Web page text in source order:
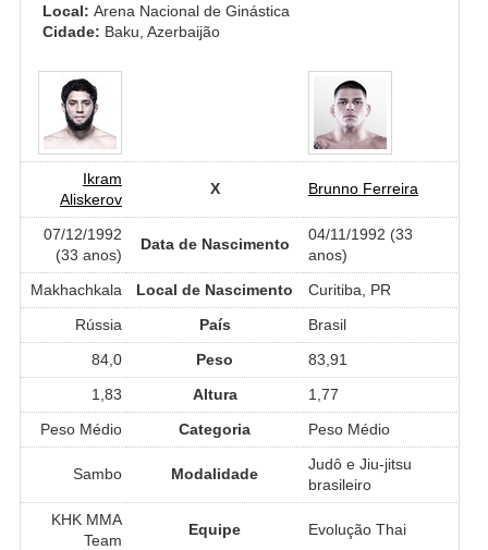
Local: Arena Nacional de Ginástica
Cidade: Baku, Azerbaijão
Ikram
Aliskerov
X Brunno Ferreira
07/12/1992
(33 anos)
Data de Nascimento
04/11/1992 (33
anos)
Makhachkala
Local de Nascimento
Curitiba, PR
Rússia
País
Brasil
84,0
Peso
83,91
1,83
Altura
1,77
Peso Médio
Categoria Peso Médio
Sambo Modalidade
Judô e Jiu-jitsu
brasileiro
KHK MMA
Team
Equipe Evolução Thai